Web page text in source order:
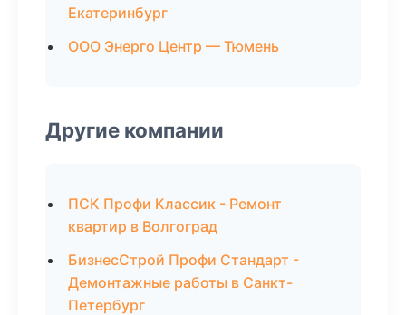
Екатеринбург
ООО Энерго Центр — Тюмень
Другие компании
ПСК Профи Классик - Ремонт
квартир в Волгоград
БизнесСтрой Профи Стандарт -
Демонтажные работы в Санкт-
Петербург